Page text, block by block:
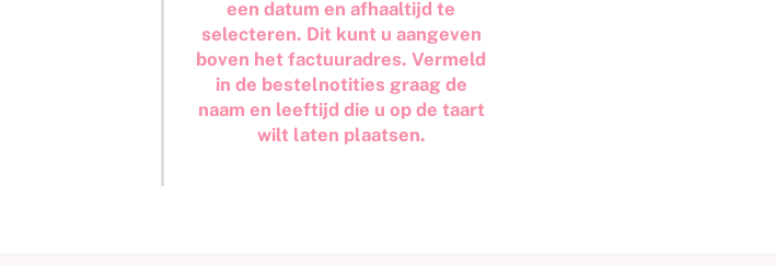
een datum en afhaaltijd te
selecteren. Dit kunt u aangeven
boven het factuuradres. Vermeld
in de bestelnotities graag de
naam en leeftijd die u op de taart
wilt laten plaatsen.